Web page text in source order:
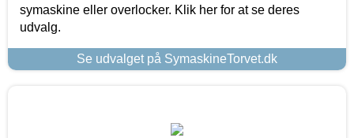
symaskine eller overlocker. Klik her for at se deres
udvalg.
Se udvalget på SymaskineTorvet.dk